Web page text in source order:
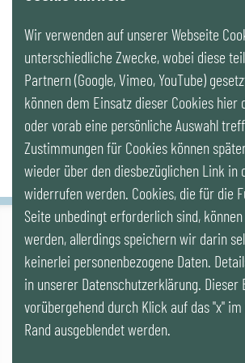
LinkedIn
Newsletter
IG LEBENSZYKLUS BAU
Wipplingerstr. 10/Top 9, Stoß im Himmel, A-1010
office@ig-lebenszyklus.at
Kontakt
Videos |Veranstaltungen
Wir verwenden auf unserer Webseite
unterschiedliche Zwecke, wobei diese
Partnern (Google, Vimeo, YouTube)
können dem Einsatz dieser Cookies
oder vorab eine persönliche Auswahl
Zustimmungen für Cookies können
wieder über den diesbezüglichen Link in
widerrufen werden. Cookies, die für die
Seite unbedingt erforderlich sind,
werden, allerdings speichern wir darin
keinerlei personenbezogene Daten.
in unserer Datenschutzerklärung. Dieser
vorübergehend durch Klick auf das "x"
Rand ausgeblendet werden.